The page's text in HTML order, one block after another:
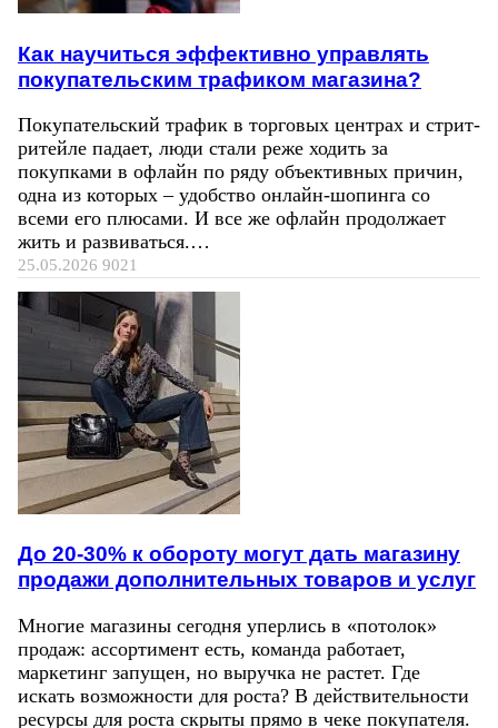
Как научиться эффективно управлять
покупательским трафиком магазина?
Покупательский трафик в торговых центрах и стрит-
ритейле падает, люди стали реже ходить за
покупками в офлайн по ряду объективных причин,
одна из которых – удобство онлайн-шопинга со
всеми его плюсами. И все же офлайн продолжает
жить и развиваться.…
25.05.2026 9021
До 20-30% к обороту могут дать магазину
продажи дополнительных товаров и услуг
Многие магазины сегодня уперлись в «потолок»
продаж: ассортимент есть, команда работает,
маркетинг запущен, но выручка не растет. Где
искать возможности для роста? В действительности
ресурсы для роста скрыты прямо в чеке покупателя.